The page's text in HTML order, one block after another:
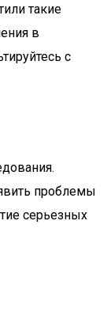
такие
в
с
проблемы
серьезных